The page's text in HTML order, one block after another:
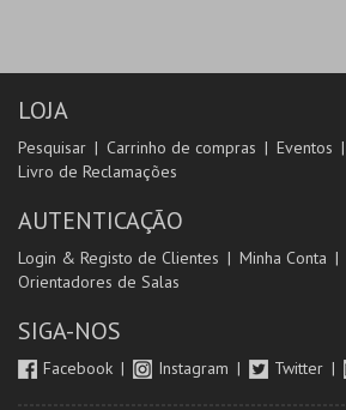
LOJA
Pesquisar Carrinho de compras Eventos
Livro de Reclamações
AUTENTICAÇÃO
Login & Registo de Clientes Minha Conta
Orientadores de Salas
SIGA-NOS
Facebook Instagram Twitter